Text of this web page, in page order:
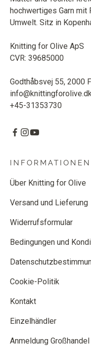
hochwertiges Garn mit
Umwelt. Sitz in
Knitting for Olive ApS
CVR: 39685000
Godthåbsvej 55, 2000
info@knittingforolive.dk
+45-31353730
INFORMATIONEN
Über Knitting for Olive
Versand und Lieferung
Widerrufsformular
Bedingungen und
Cookie-Politik
Kontakt
Einzelhändler
Anmeldung Großhandel